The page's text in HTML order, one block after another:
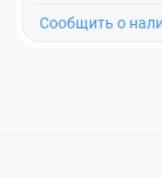
Cообщить о